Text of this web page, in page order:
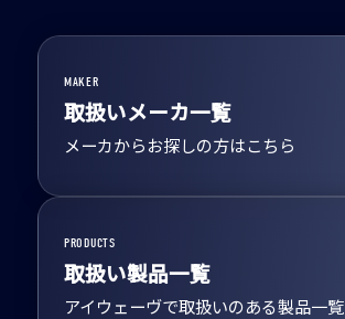
MAKER
取扱いメーカ一覧
メーカからお探しの方はこちら
PRODUCTS
取扱い製品一覧
アイウェーヴで取扱いのある製品一覧